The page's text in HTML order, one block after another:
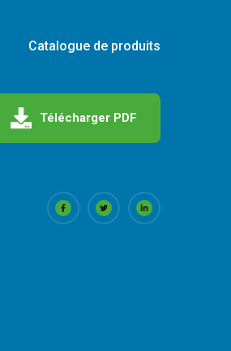
Catalogue de produits
Télécharger PDF